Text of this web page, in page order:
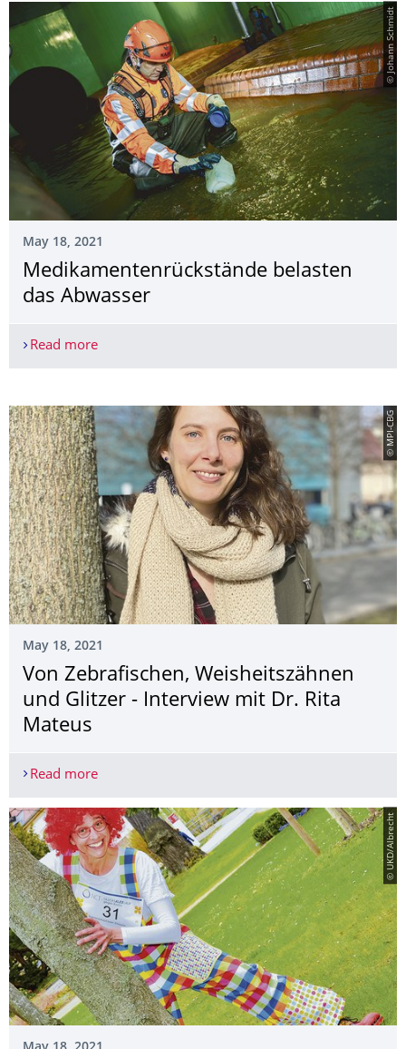
© Johann Schmidt
May 18, 2021
Medikamentenrück­stände belasten
das Abwasser
Read moreMedikamentenrückstände belasten das Abwasser
© MPI-CBG
May 18, 2021
Von Zebrafischen, Weisheitszähnen
und Glitzer - Interview mit Dr. Rita
Mateus
Read moreVon Zebrafischen, Weisheitszähnen und Glitzer
© UKD/Albrecht